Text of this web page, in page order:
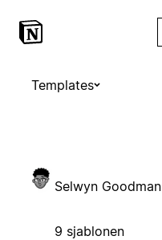
Templates
Selwyn Goodman
9 sjablonen